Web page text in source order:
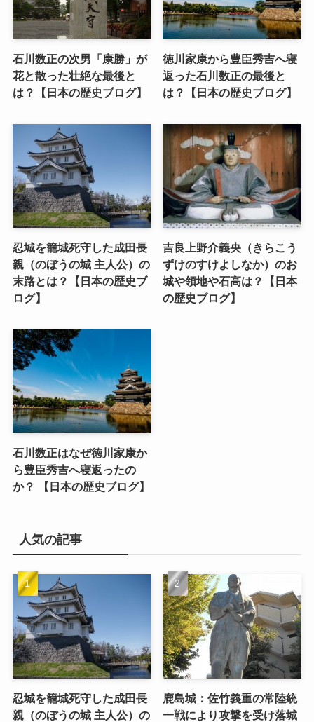
石川数正の次男「康勝」が
花と散った壮絶な最後と
は？【日本の歴史ブログ】
徳川家康から豊臣秀吉へ寝
返った石川数正の最後と
は？【日本の歴史ブログ】
忍城を籠城死守した成田長
親（のぼうの城 主人公）の
末路とは？【日本の歴史ブ
ログ】
吉良上野介義央（きらこう
ずけのすけよしなか）のお
城や領地や石高は？【日本
の歴史ブログ】
石川数正はなぜ徳川家康か
ら豊臣秀吉へ寝返ったの
か？ 【日本の歴史ブログ】
人気の記事
忍城を籠城死守した成田長
親（のぼうの城 主人公）の
鹿島城：佐竹義重の常陸統
一戦により攻撃を受け落城